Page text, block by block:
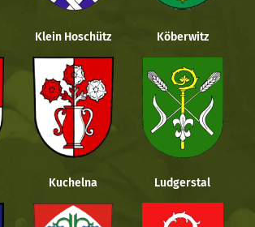
Klein Hoschütz Köberwitz
Kuchelna Ludgerstal